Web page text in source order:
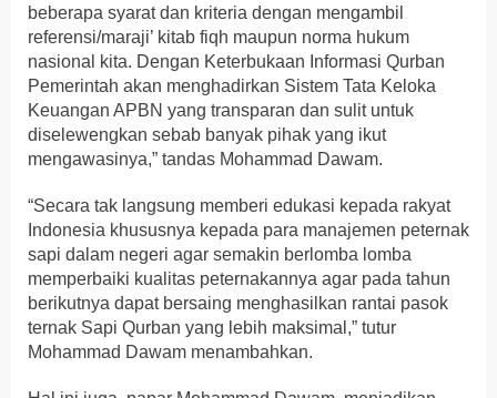
beberapa syarat dan kriteria dengan mengambil
referensi/maraji’ kitab fiqh maupun norma hukum
nasional kita. Dengan Keterbukaan Informasi Qurban
Pemerintah akan menghadirkan Sistem Tata Keloka
Keuangan APBN yang transparan dan sulit untuk
diselewengkan sebab banyak pihak yang ikut
mengawasinya,” tandas Mohammad Dawam.
“Secara tak langsung memberi edukasi kepada rakyat
Indonesia khususnya kepada para manajemen peternak
sapi dalam negeri agar semakin berlomba lomba
memperbaiki kualitas peternakannya agar pada tahun
berikutnya dapat bersaing menghasilkan rantai pasok
ternak Sapi Qurban yang lebih maksimal,” tutur
Mohammad Dawam menambahkan.